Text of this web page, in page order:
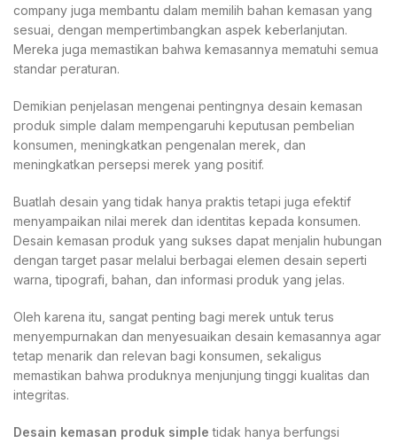
company juga membantu dalam memilih bahan kemasan yang
sesuai, dengan mempertimbangkan aspek keberlanjutan.
Mereka juga memastikan bahwa kemasannya mematuhi semua
standar peraturan.
Demikian penjelasan mengenai pentingnya desain kemasan
produk simple dalam mempengaruhi keputusan pembelian
konsumen, meningkatkan pengenalan merek, dan
meningkatkan persepsi merek yang positif.
Buatlah desain yang tidak hanya praktis tetapi juga efektif
menyampaikan nilai merek dan identitas kepada konsumen.
Desain kemasan produk yang sukses dapat menjalin hubungan
dengan target pasar melalui berbagai elemen desain seperti
warna, tipografi, bahan, dan informasi produk yang jelas.
Oleh karena itu, sangat penting bagi merek untuk terus
menyempurnakan dan menyesuaikan desain kemasannya agar
tetap menarik dan relevan bagi konsumen, sekaligus
memastikan bahwa produknya menjunjung tinggi kualitas dan
integritas.
Desain kemasan produk simple tidak hanya berfungsi